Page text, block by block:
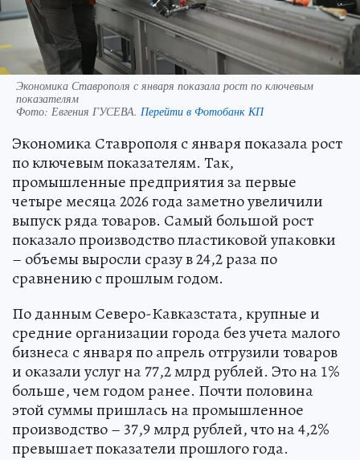
Экономика Ставрополя с января показала рост по ключевым
показателям
Фото: Евгения ГУСЕВА. Перейти в Фотобанк КП
Экономика Ставрополя с января показала рост
по ключевым показателям. Так,
промышленные предприятия за первые
четыре месяца 2026 года заметно увеличили
выпуск ряда товаров. Самый большой рост
показало производство пластиковой упаковки
– объемы выросли сразу в 24,2 раза по
сравнению с прошлым годом.
По данным Северо-Кавказстата, крупные и
средние организации города без учета малого
бизнеса с января по апрель отгрузили товаров
и оказали услуг на 77,2 млрд рублей. Это на 1%
больше, чем годом ранее. Почти половина
этой суммы пришлась на промышленное
производство – 37,9 млрд рублей, что на 4,2%
превышает показатели прошлого года.